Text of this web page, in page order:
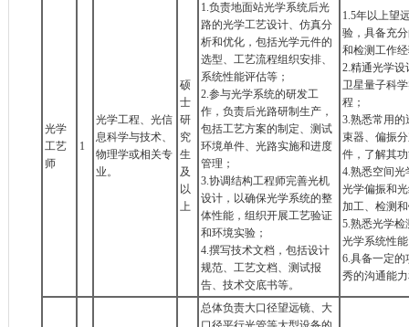
光学
工艺
师
1
光学工程、光信
息科学与技术、
物理学或相关专
业。
硕
士
研
究
生
及
以
上
1.负责地面站光学系统后光
路的光学工艺设计、仿真分
析和优化，包括光学元件的
选型、工艺流程组织安排、
系统性能评估等；
2.参与光学系统的研发工
作，负责后光路研制生产，
包括工艺方案的制定、测试
环境单件、光路实施和进度
管理；
3.协调结构工程师完善光机
设计，以确保光学系统的整
体性能，组织开展工艺验证
和环境实验；
4.撰写技术文档，包括设计
规范、工艺文档、测试报
告、技术交底书等。
1.5年以上望
验，具备充
和检测工作
2.精通光学
卫星量子科
程；
3.熟悉常用
束器、偏振
件，了解其
4.熟悉空间
光学偏振和
加工、检测
5.熟悉光学
光学系统性
6.具备一定
秀的沟通能
总体负责大口径望远镜、大